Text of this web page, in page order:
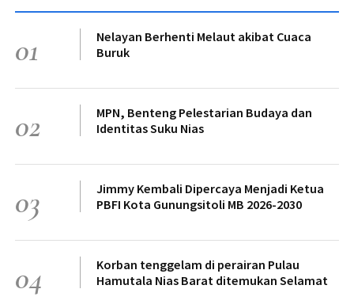
01
Nelayan Berhenti Melaut akibat Cuaca
Buruk
02
MPN, Benteng Pelestarian Budaya dan
Identitas Suku Nias
03
Jimmy Kembali Dipercaya Menjadi Ketua
PBFI Kota Gunungsitoli MB 2026-2030
04
Korban tenggelam di perairan Pulau
Hamutala Nias Barat ditemukan Selamat